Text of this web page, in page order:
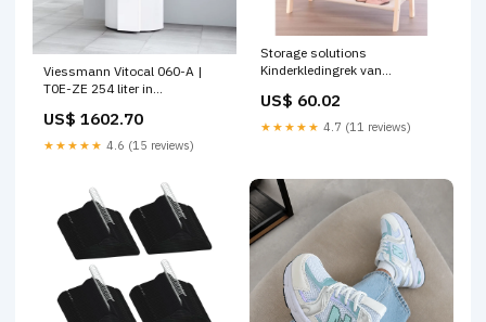
Viessmann Vitocal 060-A |
T0E-ZE 254 liter in
US$ 1602.70
★★★★★ 4.6 (15 reviews)
Storage solutions
Kinderkledingrek van
Draadgereedschap
US$ 60.02
★★★★★ 4.7 (11 reviews)